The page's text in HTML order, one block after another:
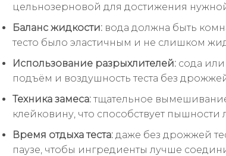
цельнозерновой для достижения нужной
Баланс жидкости: вода должна быть
тесто было эластичным и не слишком
Использование разрыхлителей: сода
подъём и воздушность теста без
Техника замеса:тщательное
клейковину, что способствует пышности
Время отдыха теста: даже без дрожжей
паузе, чтобы ингредиенты лучше